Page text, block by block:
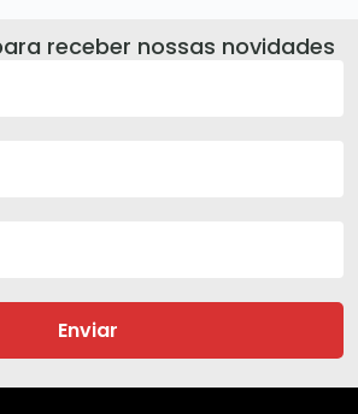
receber nossas novidades
Enviar